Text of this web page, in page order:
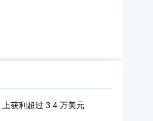
获利超过 3.4 万美元